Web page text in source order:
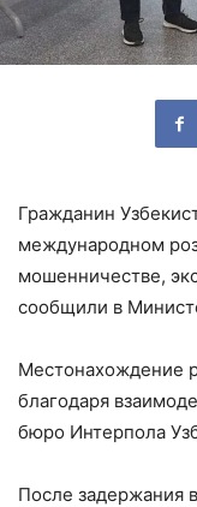
Гражданин
международном
мошенничестве,
сообщили в
Местонахождение
благодаря
бюро Интерпола
После задержания